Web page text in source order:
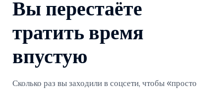
Вы перестаёте
тратить время
впустую
Сколько раз вы заходили в соцсети, чтобы «просто